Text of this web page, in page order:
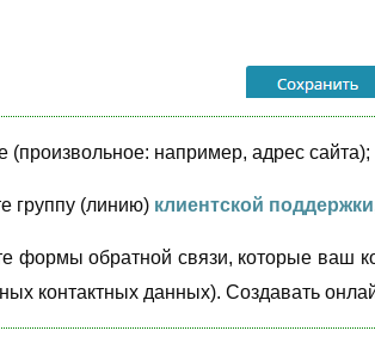
(произвольное: например, адрес сайта);
группу (линию) клиентской поддержки
формы обратной связи, которые ваш
контактных данных). Создавать